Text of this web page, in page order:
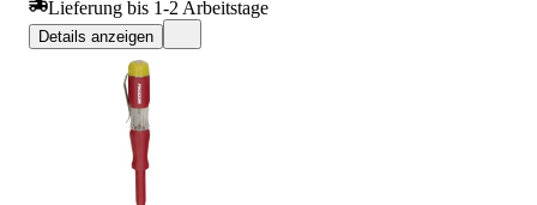
Lieferung bis 1-2 Arbeitstage
Details anzeigen